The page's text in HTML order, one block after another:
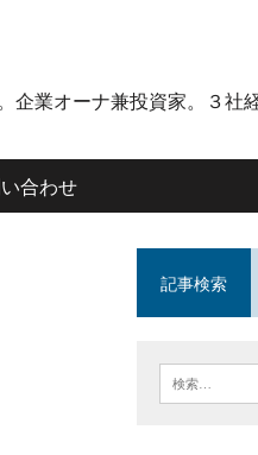
業オーナ兼投資家。３社
合わせ
記事検索